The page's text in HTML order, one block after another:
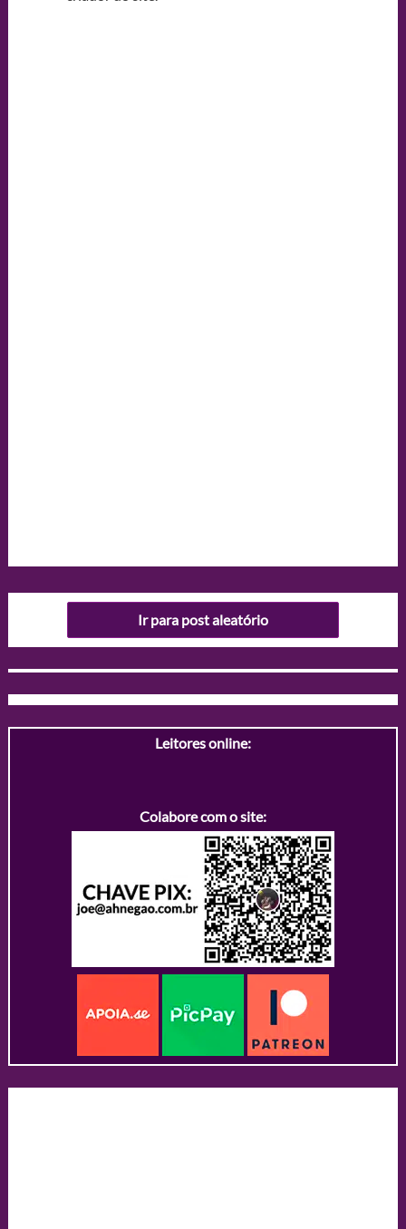
Ir para post aleatório
Leitores online:
Colabore com o site: